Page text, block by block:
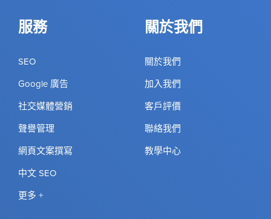
服務
SEO
Google 廣告
社交媒體營銷
聲譽管理
網頁文案撰寫
中文 SEO
更多 +
關於我們
關於我們
加入我們
客戶評價
聯絡我們
教學中心